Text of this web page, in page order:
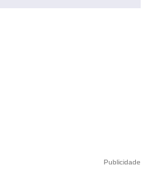
Publicidade